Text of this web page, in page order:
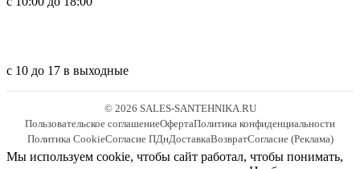
с 10 до 17 в выходные
© 2026 SALES-SANTEHNIKA.RU
Пользовательское соглашениеОфертаПолитика конфиденциальности
Политика CookieСогласие ПДнДоставкаВозвратСогласие (Реклама)
Мы используем cookie, чтобы сайт работал, чтобы понимать,